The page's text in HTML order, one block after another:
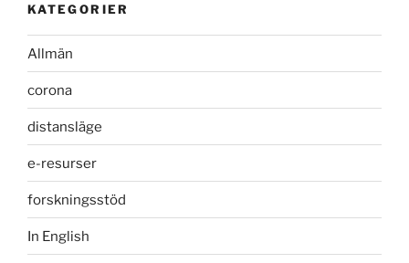
KATEGORIER
Allmän
corona
distansläge
e-resurser
forskningsstöd
In English